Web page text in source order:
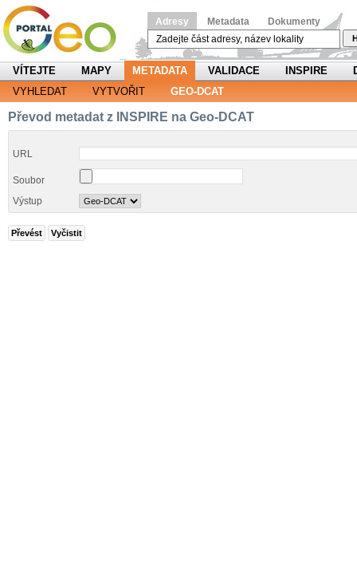
Adresy Metadata Dokumenty
VÍTEJTE MAPY METADATA VALIDACE INSPIRE
VYHLEDAT
VYTVOŘIT GEO-DCAT
Převod metadat z INSPIRE na Geo-DCAT
URL
Soubor
Výstup